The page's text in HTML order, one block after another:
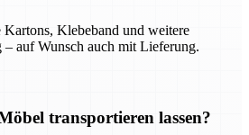
Kartons, Klebeband und weitere
auf Wunsch auch mit Lieferung.
transportieren lassen?